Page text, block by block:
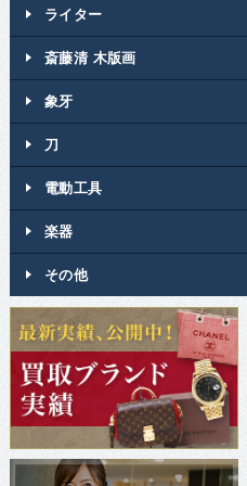
ライター
斎藤清 木版画
象牙
刀
電動工具
楽器
その他